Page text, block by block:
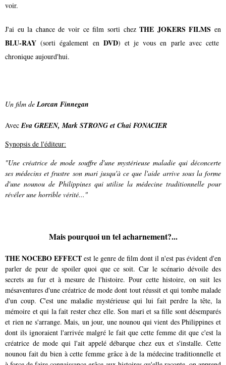
voir.
J'ai eu la chance de voir ce film sorti chezTHE JOKERS FILMS en
BLU-RAY (sorti également en DVD) et je vous en parle avec cette
chronique aujourd'hui.
Un film de Lorcan Finnegan
Avec Eva GREEN, Mark STRONG et Chai FONACIER
Synopsis de l'éditeur:
"Une créatrice de mode souffre d'une mystérieuse maladie qui déconcerte
ses médecins et frustre son mari jusqu'à ce que l'aide arrive sous la forme
d'une nounou de Philippines qui utilise la médecine traditionnelle pour
révéler une horrible vérité..."
Mais pourquoi un tel acharnement?...
THE NOCEBO EFFECT est le genre de film dont il n'est pas évident d'en
parler de peur de spoiler quoi que ce soit. Car le scénario dévoile des
secrets au fur et à mesure de l'histoire. Pour cette histoire, on suit les
mésaventures d'une créatrice de mode dont tout réussit et qui tombe malade
d'un coup. C'est une maladie mystérieuse qui lui fait perdre la tête, la
mémoire et qui la fait rester chez elle. Son mari et sa fille sont désemparés
et rien ne s'arrange. Mais, un jour, une nounou qui vient des Philippines et
dont ils ignoraient l'arrivée malgré le fait que cette femme dit que c'est la
créatrice de mode qui l'ait appelé débarque chez eux et s'installe. Cette
nounou fait du bien à cette femme grâce à de la médecine traditionnelle et